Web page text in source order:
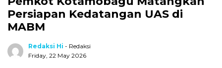
Persiapan Kedatangan UAS di
MABM
Redaksi Hi - Redaksi
Friday, 22 May 2026